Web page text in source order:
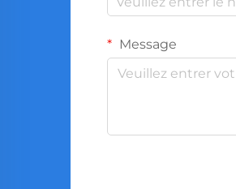
Message